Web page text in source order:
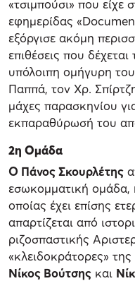
«τσιμπούσι» που είχε
εφημερίδας
εξόργισε ακόμη
επιθέσεις που
υπόλοιπη ομήγυρη
Παππά, τον Χρ.
μάχες παρασκηνίου
εκπαραθύρωσή του
2η Ομάδα
Ο Πάνος Σκουρλέτης
εσωκομματική
οποίας έχει επίσης
απαρτίζεται από
ριζοσπαστικής
«κλειδοκράτορες»
Νίκος Βούτσης και